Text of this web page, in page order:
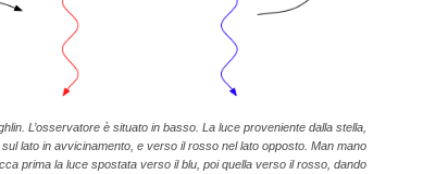
L’osservatore è situato in basso. La luce proveniente dalla stella,
lato in avvicinamento, e verso il rosso nel lato opposto. Man mano
prima la luce spostata verso il blu, poi quella verso il rosso, dando